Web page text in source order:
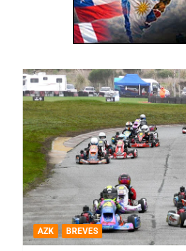
AZK BREVES